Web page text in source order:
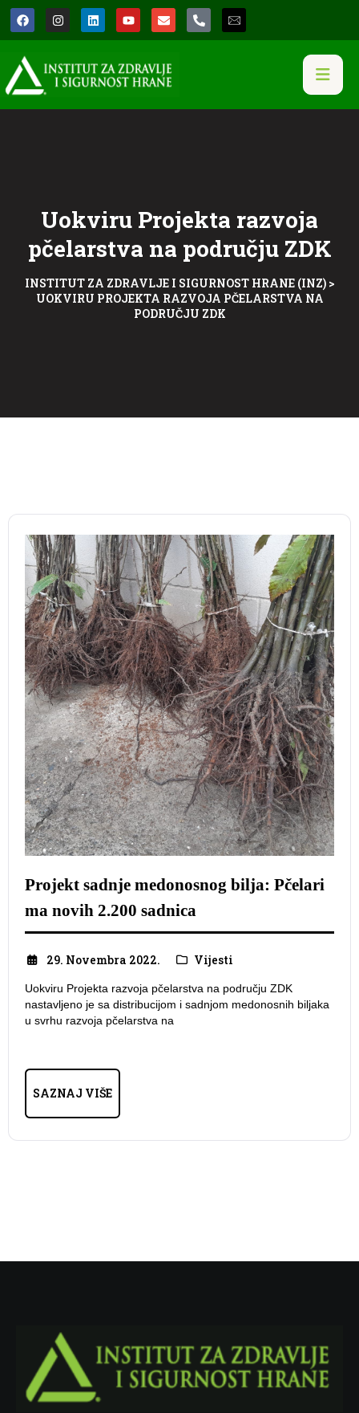
Uokviru Projekta razvoja
pčelarstva na području ZDK
INSTITUT ZA ZDRAVLJE I SIGURNOST HRANE (INZ)>
UOKVIRU PROJEKTA RAZVOJA PČELARSTVA NA
PODRUČJU ZDK
Projekt sadnje medonosnog bilja: Pčelari
ma novih 2.200 sadnica
29. Novembra 2022. Vijesti
Uokviru Projekta razvoja pčelarstva na području ZDK
nastavljeno je sa distribucijom i sadnjom medonosnih biljaka
u svrhu razvoja pčelarstva na
SAZNAJ VIŠE